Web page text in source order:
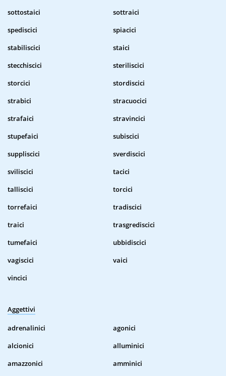
sottostaici
sottraici
spediscici
spiacici
stabiliscici
staici
stecchiscici
steriliscici
storcici
stordiscici
strabici
stracuocici
strafaici
stravincici
stupefaici
subiscici
suppliscici
sverdiscici
sviliscici
tacici
talliscici
torcici
torrefaici
tradiscici
traici
trasgrediscici
tumefaici
ubbidiscici
vagiscici
vaici
vincici
Aggettivi
adrenalinici
agonici
alcionici
alluminici
amazzonici
amminici